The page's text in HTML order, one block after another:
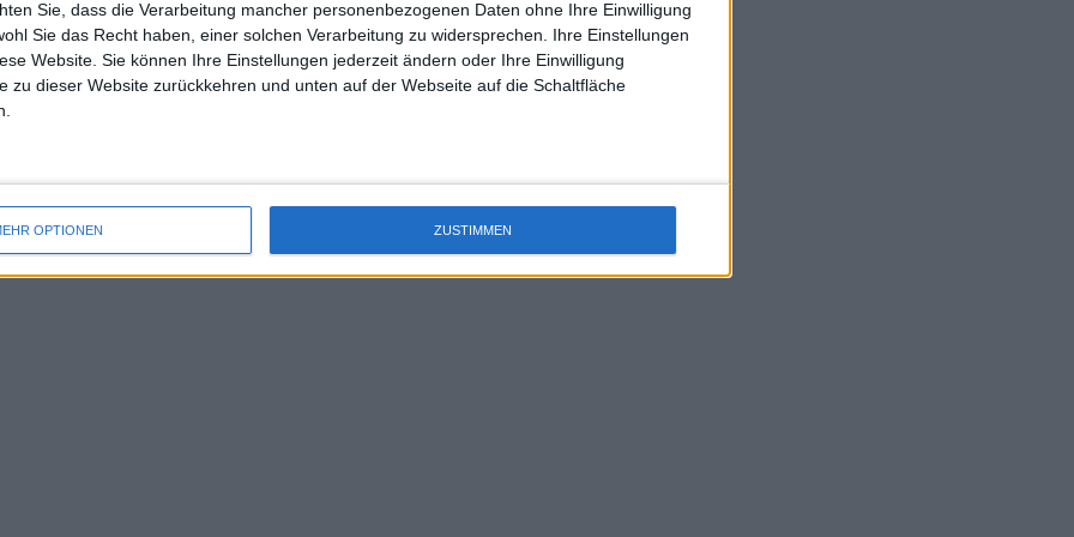
Sie, dass die Verarbeitung mancher personenbezogenen Daten ohne Ihre Einwilligung
Sie das Recht haben, einer solchen Verarbeitung zu widersprechen. Ihre Einstellungen
Website. Sie können Ihre Einstellungen jederzeit ändern oder Ihre Einwilligung
zu dieser Website zurückkehren und unten auf der Webseite auf die Schaltfläche
OPTIONEN ZUSTIMMEN
8 Maria Sakkari, die
5 Ons Jabeur.
Turnier vorgesehen war, nicht
bis zu diesem Samstag
anstrengend wäre, nach zwei
großen Turnier sofort anzutreten.
uss J-L-Struff wahrscheinlich morge 3 Spiele absolvieren (2.
mal Einzel 1x Doppel) dank der hervorragenden Unterstützung
des Kommentators für F-A-A